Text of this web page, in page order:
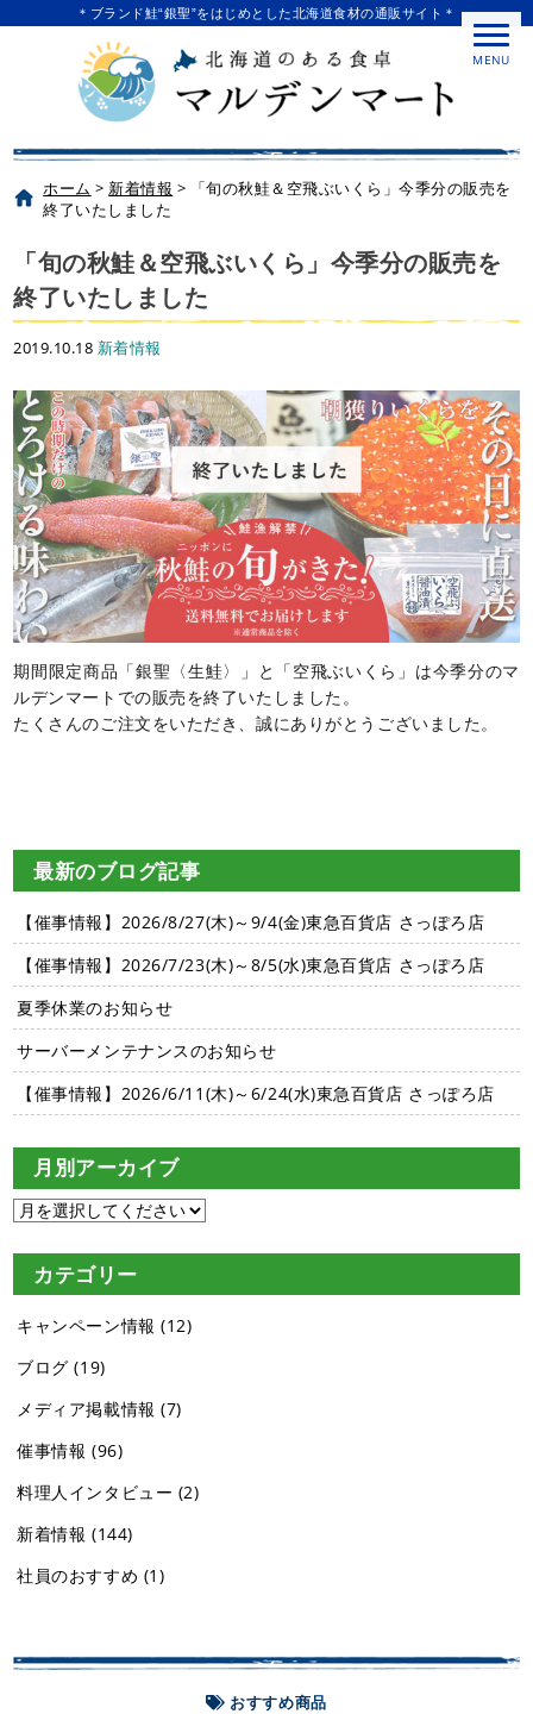
＊ブランド鮭“銀聖”をはじめとした北海道食材の通販サイト＊
MENU
ホーム >新着情報 >
「旬の秋鮭＆空飛ぶいくら」今季分の販売を
終了いたしました
「旬の秋鮭＆空飛ぶいくら」今季分の販売を
終了いたしました
2019.10.18 新着情報
期間限定商品「銀聖〈生鮭〉」と「空飛ぶいくら」は今季分のマ
ルデンマートでの販売を終了いたしました。
たくさんのご注文をいただき、誠にありがとうございました。
最新のブログ記事
【催事情報】2026/8/27(木)～9/4(金)東急百貨店 さっぽろ店
【催事情報】2026/7/23(木)～8/5(水)東急百貨店 さっぽろ店
夏季休業のお知らせ
サーバーメンテナンスのお知らせ
【催事情報】2026/6/11(木)～6/24(水)東急百貨店 さっぽろ店
月別アーカイブ
カテゴリー
キャンペーン情報 (12)
ブログ (19)
メディア掲載情報 (7)
催事情報 (96)
料理人インタビュー (2)
新着情報 (144)
社員のおすすめ (1)
おすすめ商品